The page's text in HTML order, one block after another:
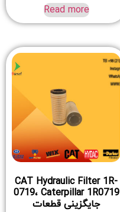
Read more
CAT Hydraulic Filter 1R-
0719، Caterpillar 1R0719
جایگزینی قطعات